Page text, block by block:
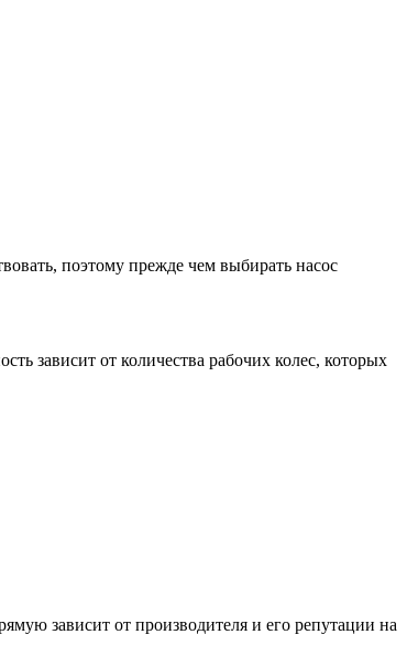
поэтому прежде чем выбирать насос
зависит от количества рабочих колес, которых
зависит от производителя и его репутации на